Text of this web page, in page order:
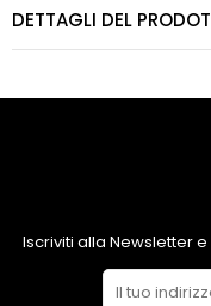
DETTAGLI DEL
Iscriviti alla Newsletter